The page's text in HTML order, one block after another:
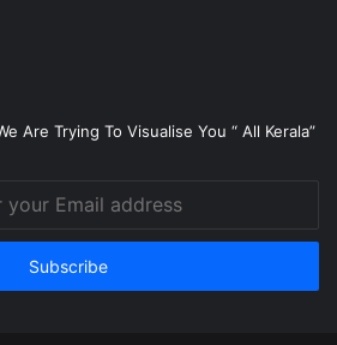
Are Trying To Visualise You “ All Kerala”